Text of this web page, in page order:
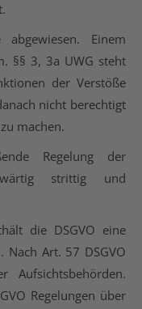
Einem
§§ 3, 3a UWG steht
der Verstöße
nicht berechtigt
machen.
Regelung der
strittig und
die DSGVO eine
Nach Art. 57 DSGVO
Aufsichtsbehörden.
Regelungen über